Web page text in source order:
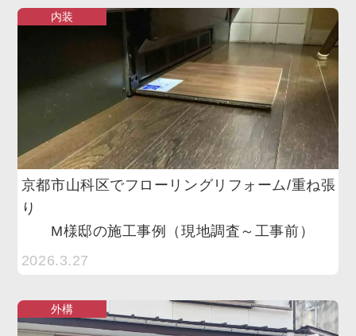
内装
京都市山科区でフローリングリフォーム/重ね張
り
M様邸の施工事例（現地調査～工事前）
2026.3.27
外構